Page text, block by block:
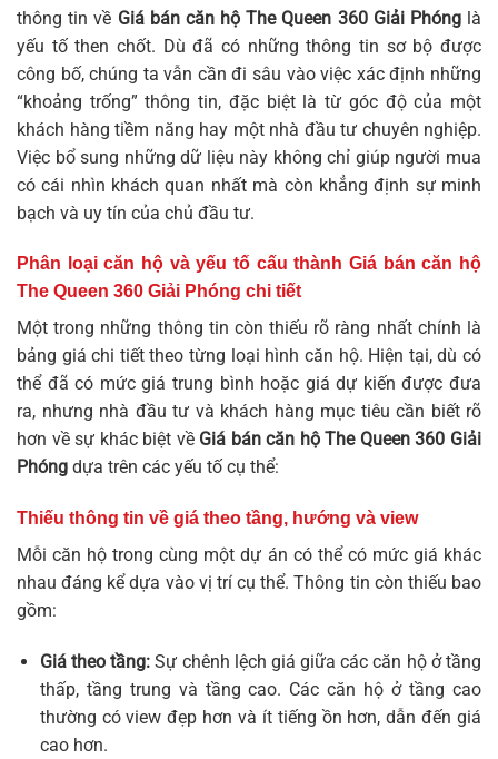
thông tin về Giá bán căn hộ The Queen 360 Giải Phónglà
yếu tố then chốt. Dù đã có những thông tin sơ bộ được
công bố, chúng ta vẫn cần đi sâu vào việc xác định những
“khoảng trống” thông tin, đặc biệt là từ góc độ của một
khách hàng tiềm năng hay một nhà đầu tư chuyên nghiệp.
Việc bổ sung những dữ liệu này không chỉ giúp người mua
có cái nhìn khách quan nhất mà còn khẳng định sự minh
bạch và uy tín của chủ đầu tư.
Phân loại căn hộ và yếu tố cấu thành Giá bán căn hộ
The Queen 360 Giải Phóng chi tiết
Một trong những thông tin còn thiếu rõ ràng nhất chính là
bảng giá chi tiết theo từng loại hình căn hộ. Hiện tại, dù có
thể đã có mức giá trung bình hoặc giá dự kiến được đưa
ra, nhưng nhà đầu tư và khách hàng mục tiêu cần biết rõ
hơn về sự khác biệt về Giá bán căn hộ The Queen 360 Giải
Phóng dựa trên các yếu tố cụ thể:
Thiếu thông tin về giá theo tầng, hướng và view
Mỗi căn hộ trong cùng một dự án có thể có mức giá khác
nhau đáng kể dựa vào vị trí cụ thể. Thông tin còn thiếu bao
gồm:
Giá theo tầng: Sự chênh lệch giá giữa các căn hộ ở tầng
thấp, tầng trung và tầng cao. Các căn hộ ở tầng cao
thường có view đẹp hơn và ít tiếng ồn hơn, dẫn đến giá
cao hơn.